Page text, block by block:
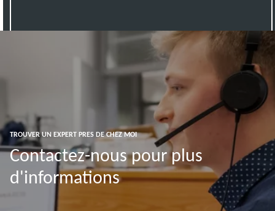
TROUVER UN EXPERT PRES DE CHEZ MOI
Contactez-nous pour plus
d'informations